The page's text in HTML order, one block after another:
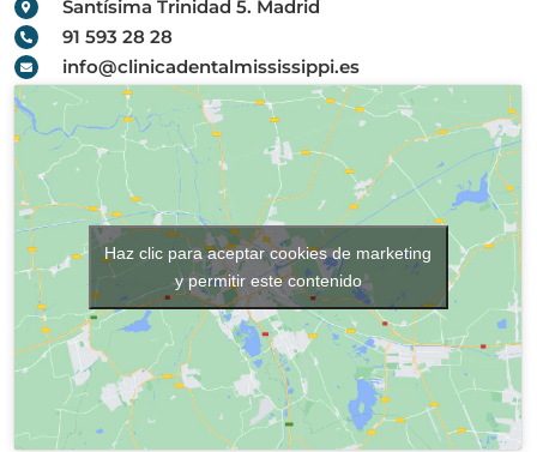
Santísima Trinidad 5. Madrid
91 593 28 28
info@clinicadentalmississippi.es
Haz clic para aceptar cookies de marketing
y permitir este contenido